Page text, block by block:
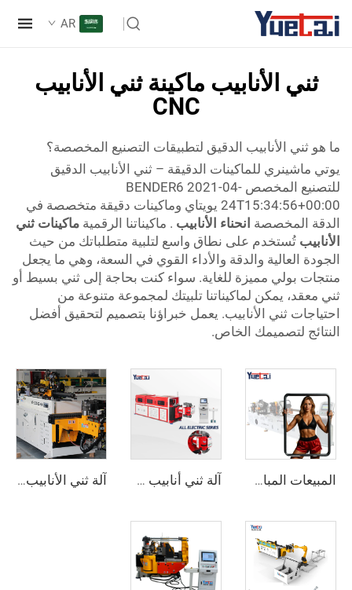
AR
ثني الأنابيب ماكينة ثني الأنابيب
CNC
ثني الأنابيب الدقيق لتطبيقات التصنيع المخصصة؟
ماشينري للماكينات الدقيقة – ثني الأنابيب الدقيق
للتصنيع المخصص BENDER6 2021-04-
24T15:34:56+00:00 يويتاي وماكينات دقيقة متخصصة في
المخصصةانحناء الأنابيب. ماكيناتنا الرقميةماكينات ثني
تُستخدم على نطاق واسع لتلبية متطلباتك من حيث
العالية والدقة والأداء القوي في السعة، وهي ما يجعل
بولي مميزة للغاية. سواء كنت بحاجة إلى ثني بسيط أو
يمكن لماكيناتنا تلبيتك لمجموعة متنوعة من
ثني الأنابيب. يعمل خبراؤنا بتصميم لتحقيق أفضل
لتصميمك الخاص.
المبيعات المباشرة من المصنع آلة ثني أنابيب CNC الهيدروليكية الأوتوماتيكية المزدوجة الرأس آلة ثني أنابيب الفولاذ الكربوني آلة ثني أنابيب معدنية كهربائية بالكامل أوتوماتيكية دوارة ثنائية الاتجاه سلسلة CNC آلة ثني الأنابيب الأوتوماتيكية ثنائية الذراع CNC نظام تشكيل الأنابيب ثنائي الاتجاه المتزامن لعوادم ودرابزين آلة ثني الأنابيب